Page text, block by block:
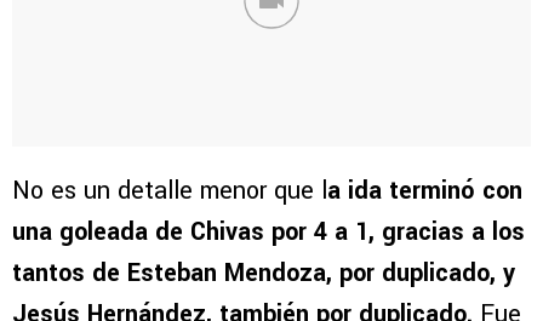
No es un detalle menor que la ida terminó con
una goleada de Chivas por 4 a 1, gracias a los
tantos de Esteban Mendoza, por duplicado, y